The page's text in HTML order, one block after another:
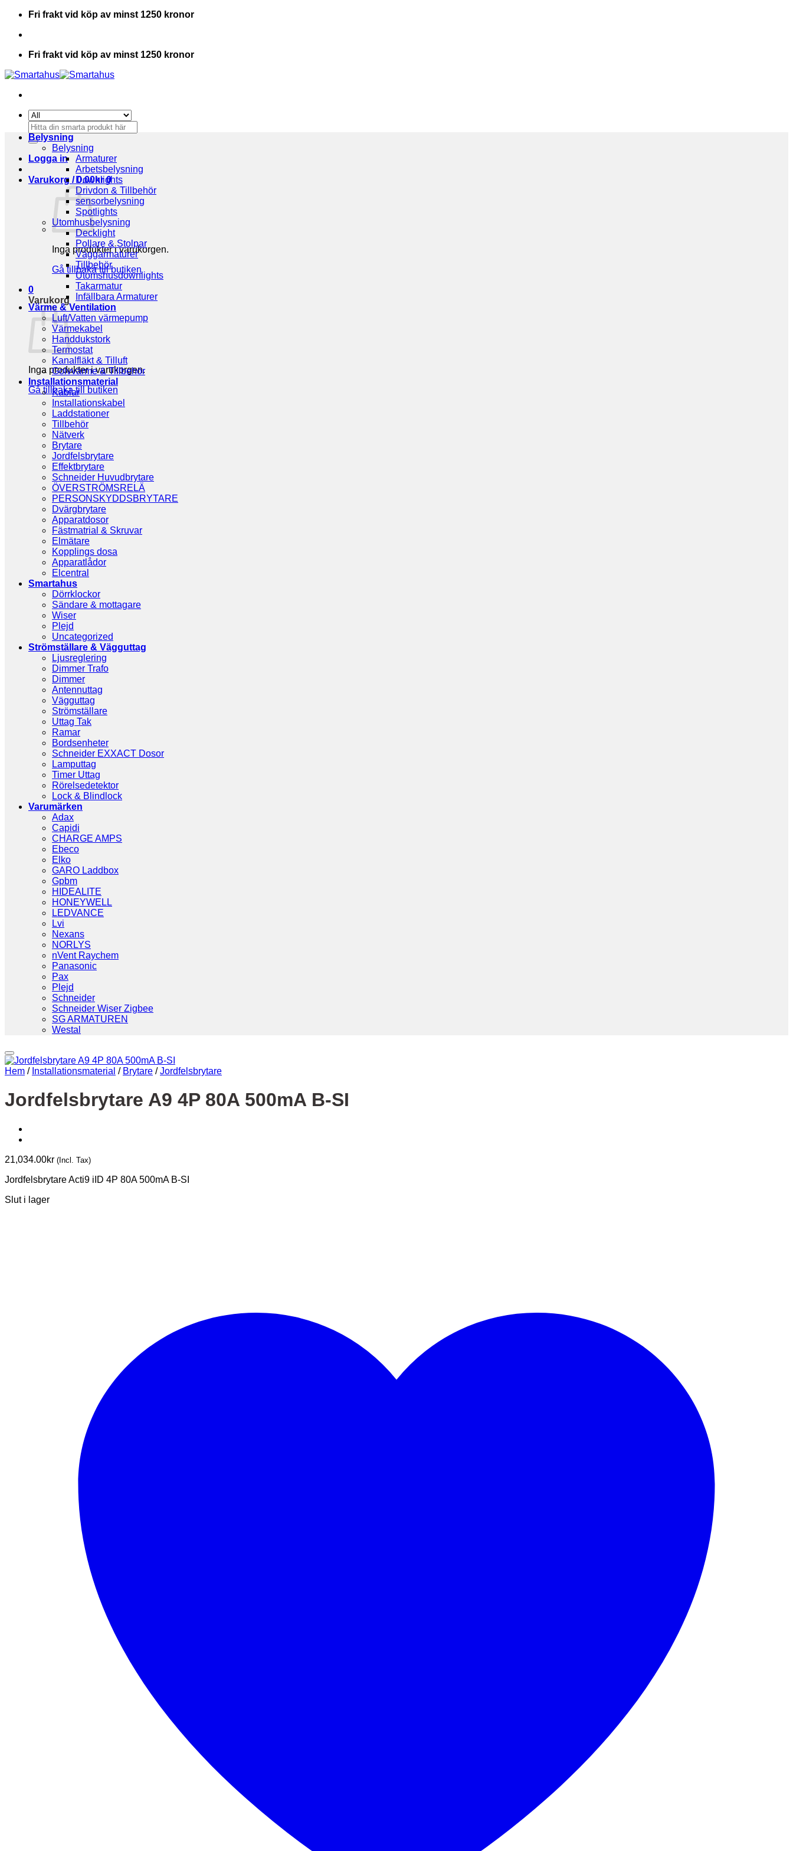
Skip
content
Fri frakt vid köp av minst 1250 kronor
Fri frakt vid köp av minst 1250 kronor
Sök
efter:
Logga in
Varukorg /0.00kr 0
Inga produkter i varukorgen.
Gå tillbaka till butiken
0
Varukorg
Inga produkter i varukorgen.
Gå tillbaka till butiken
Belysning
Belysning
Armaturer
Arbetsbelysning
Downlights
Drivdon & Tillbehör
sensorbelysning
Spotlights
Utomhusbelysning
Decklight
Pollare & Stolpar
Väggarmaturer
Tillbehör
Utomshusdownlights
Takarmatur
Infällbara Armaturer
Värme & Ventilation
Luft/Vatten värmepump
Värmekabel
Handdukstork
Termostat
Kanalfläkt & Tilluft
Golvvärme & Tillbehör
Installationsmaterial
Kablar
Installationskabel
Laddstationer
Tillbehör
Nätverk
Brytare
Jordfelsbrytare
Effektbrytare
Schneider Huvudbrytare
ÖVERSTRÖMSRELÄ
PERSONSKYDDSBRYTARE
Dvärgbrytare
Apparatdosor
Fästmatrial & Skruvar
Elmätare
Kopplings dosa
Apparatlådor
Elcentral
Smartahus
Dörrklockor
Sändare & mottagare
Wiser
Plejd
Uncategorized
Strömställare & Vägguttag
Ljusreglering
Dimmer Trafo
Dimmer
Antennuttag
Vägguttag
Strömställare
Uttag Tak
Ramar
Bordsenheter
Schneider EXXACT Dosor
Lamputtag
Timer Uttag
Rörelsedetektor
Lock & Blindlock
Varumärken
Adax
Capidi
CHARGE AMPS
Ebeco
Elko
GARO Laddbox
Gpbm
HIDEALITE
HONEYWELL
LEDVANCE
Lvi
Nexans
NORLYS
nVent Raychem
Panasonic
Pax
Plejd
Schneider
Schneider Wiser Zigbee
SG ARMATUREN
Westal
Hem / Installationsmaterial / Brytare / Jordfelsbrytare
Jordfelsbrytare A9 4P 80A 500mA B-SI
21,034.00kr (Incl. Tax)
Jordfelsbrytare Acti9 iID 4P 80A 500mA B-SI
Slut i lager